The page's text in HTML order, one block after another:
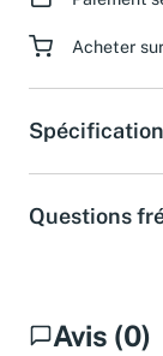
Questions